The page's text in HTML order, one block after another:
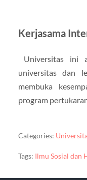
Kerjasama
Universitas ini
universitas dan
membuka
program
Categories:
Tags: Ilmu Sosial dan